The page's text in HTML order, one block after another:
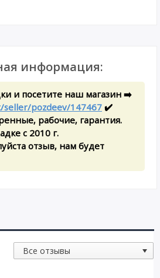
информация:
и посетите наш магазин ➡️
pozdeev/147467 ✔️
рабочие, гарантия.
с 2010 г.
отзыв, нам будет